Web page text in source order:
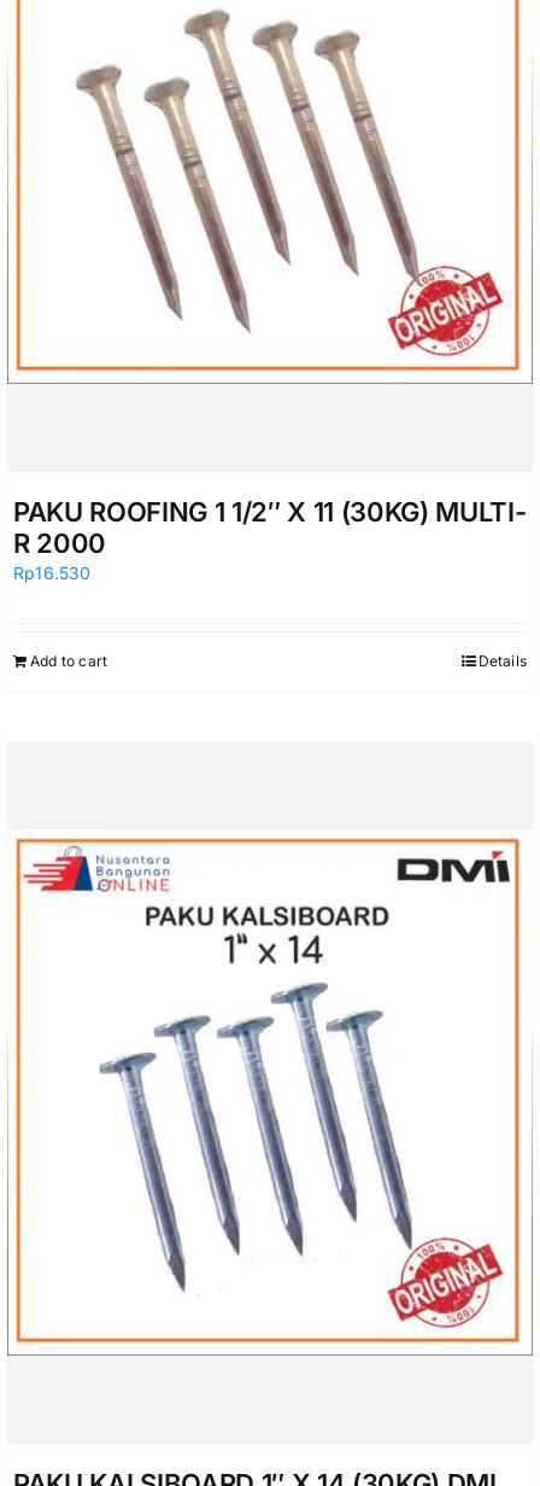
PAKU ROOFING 1 1/2″ X 11 (30KG) MULTI-
R 2000
Rp16.530
Add to cart Details